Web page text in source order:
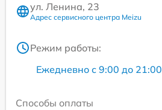
ул. Ленина, 23
Адрес сервисного центра Meizu
Режим работы:
Ежедневно с 9:00 до 21:00
Способы оплаты